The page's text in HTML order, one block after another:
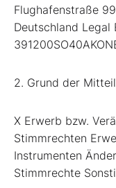
Flughafenstraße
Deutschland
2. Grund der
X Erwerb bzw.
Stimmrechten
Instrumenten
Stimmrechte